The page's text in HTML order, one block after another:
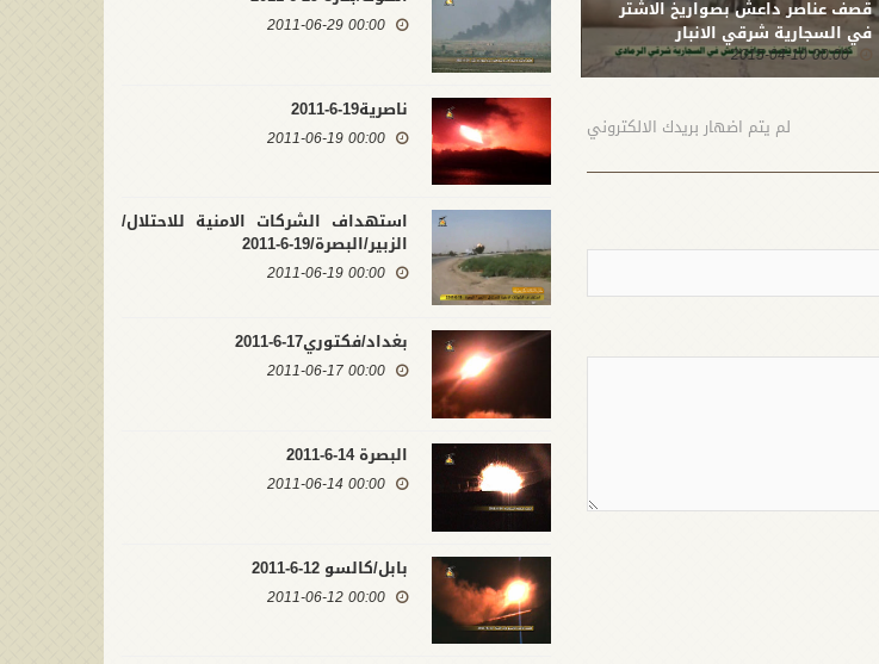
قصف عناصر داعش بصواريخ الاشتر
في السجارية شرقي الانبار
00:00 2015-04-10
قصف عصابات داعش بصواريخ البتار
شمال تكريت
00:00 2015-04-05
تكريت15-3-2015
لم يتم اضهار بريدك الالكتروني
00:00 2011-06-29
ناصرية19-6-2011
00:00 2011-06-19
استهداف الشركات الامنية للاحتلال/
الزبير/البصرة/19-6-2011
00:00 2011-06-19
بغداد/فكتوري17-6-2011
00:00 2011-06-17
البصرة 14-6-2011
00:00 2011-06-14
بابل/كالسو 12-6-2011
00:00 2011-06-12